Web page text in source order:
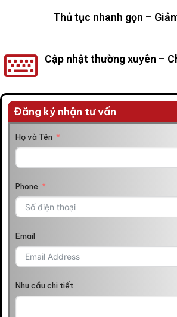
Thủ tục nhanh gọn –
Cập nhật thường xuyên –
Đăng ký nhận tư vấn
Họ và Tên
Phone
Email
Nhu cầu chi tiết